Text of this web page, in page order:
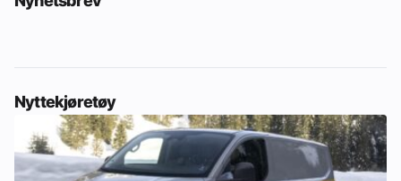
Nyttekjøretøy